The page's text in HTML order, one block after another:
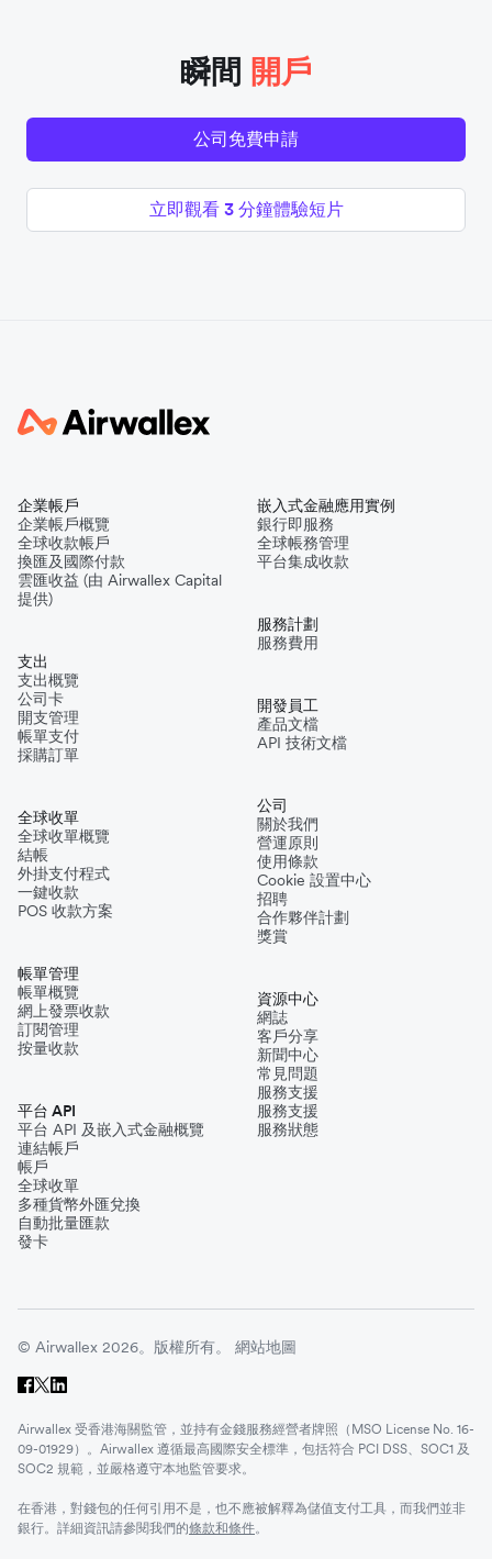
瞬間 開戶
公司免費申請
立即觀看 3 分鐘體驗短片
企業帳戶
企業帳戶概覽
全球收款帳戶
換匯及國際付款
雲匯收益 (由 Airwallex Capital
提供)
支出
支出概覽
公司卡
開支管理
帳單支付
採購訂單
全球收單
全球收單概覽
結帳
外掛支付程式
一鍵收款
POS 收款方案
帳單管理
帳單概覽
網上發票收款
訂閱管理
按量收款
平台 API
平台 API 及嵌入式金融概覽
連結帳戶
帳戶
全球收單
多種貨幣外匯兌換
自動批量匯款
發卡
嵌入式金融應用實例
銀行即服務
全球帳務管理
平台集成收款
服務計劃
服務費用
開發員工
產品文檔
API 技術文檔
公司
關於我們
營運原則
使用條款
Cookie 設置中心
招聘
合作夥伴計劃
獎賞
資源中心
網誌
客戶分享
新聞中心
常見問題
服務支援
服務支援
服務狀態
© Airwallex 2026。版權所有。 網站地圖
Airwallex 受香港海關監管，並持有金錢服務經營者牌照（MSO License No. 16-
09-01929）。Airwallex 遵循最高國際安全標準，包括符合 PCI DSS、SOC1 及
SOC2 規範，並嚴格遵守本地監管要求。
在香港，對錢包的任何引用不是，也不應被解釋為儲值支付工具，而我們並非
銀行。詳細資訊請參閱我們的條款和條件。